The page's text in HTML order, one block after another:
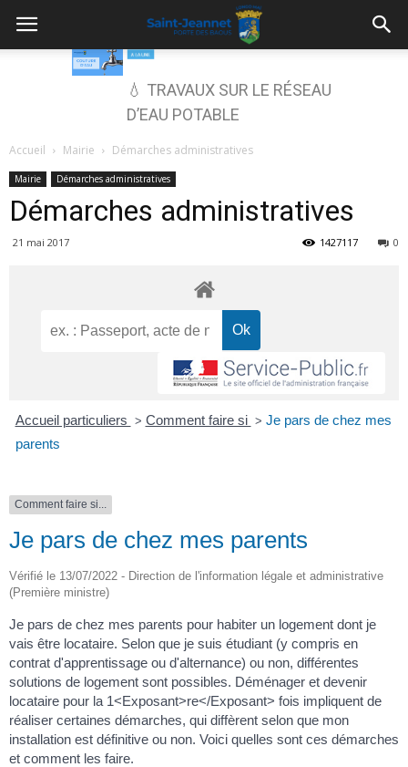
💧 TRAVAUX SUR LE RÉSEAU
D’EAU POTABLE
Accueil Mairie Démarches administratives
Mairie Démarches administratives
Démarches administratives
21 mai 2017 0
1427117
Accueil particuliers > Comment faire si > Je pars de chez mes
parents
Comment faire si...
Je pars de chez mes parents
Vérifié le 13/07/2022 - Direction de l'information légale et administrative
(Première ministre)
Je pars de chez mes parents pour habiter un logement dont je
vais être locataire. Selon que je suis étudiant (y compris en
contrat d'apprentissage ou d'alternance) ou non, différentes
solutions de logement sont possibles. Déménager et devenir
locataire pour la 1<Exposant>re</Exposant> fois impliquent de
réaliser certaines démarches, qui diffèrent selon que mon
installation est définitive ou non. Voici quelles sont ces démarches
et comment les faire.